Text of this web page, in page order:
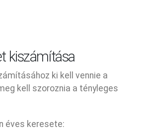
kiszámítása
ki kell vennie a
kell szoroznia a tényleges
éves keresete: